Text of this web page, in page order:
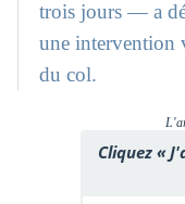
trois jours — a
une intervention
du col.
Cliquez «